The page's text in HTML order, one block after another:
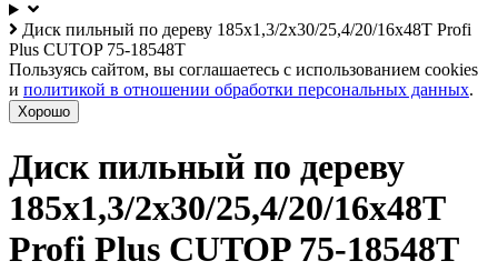
Диск пильный по дереву 185х1,3/2х30/25,4/20/16х48Т Profi
Plus CUTOP 75-18548Т
Пользуясь сайтом, вы соглашаетесь с использованием cookies
и политикой в отношении обработки персональных данных.
Хорошо
Диск пильный по дереву
185х1,3/2х30/25,4/20/16х48Т
Profi Plus CUTOP 75-18548Т